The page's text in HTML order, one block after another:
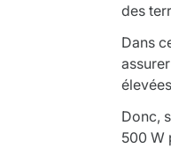
des
Dans
Donc,
500 W